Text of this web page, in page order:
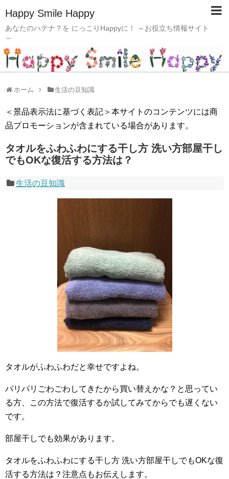
Happy Smile Happy
あなたのハテナ？を にっこりHappyに！ ～お役立ち情報サイト
～
ホーム 生活の豆知識
＜景品表示法に基づく表記＞本サイトのコンテンツには商
品プロモーションが含まれている場合があります。
タオルをふわふわにする干し方 洗い方部屋干し
でもOKな復活する方法は？
生活の豆知識
タオルがふわふわだと幸せですよね。
パリパリごわごわしてきたから買い替えかな？と思ってい
る方、この方法で復活するか試してみてからでも遅くない
です。
部屋干しでも効果があります。
タオルをふわふわにする干し方 洗い方部屋干しでもOKな復
活する方法は？注意点もお伝えします。